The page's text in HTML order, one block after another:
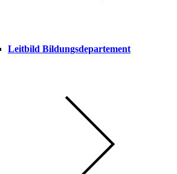
Leitbild Bildungsdepartement